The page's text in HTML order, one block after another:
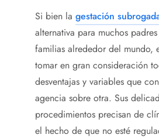
Si bien la gestación
alternativa para muchos
familias alrededor del mundo,
tomar en gran consideración
desventajas y variables que
agencia sobre otra. Sus
procedimientos precisan de
el hecho de que no esté